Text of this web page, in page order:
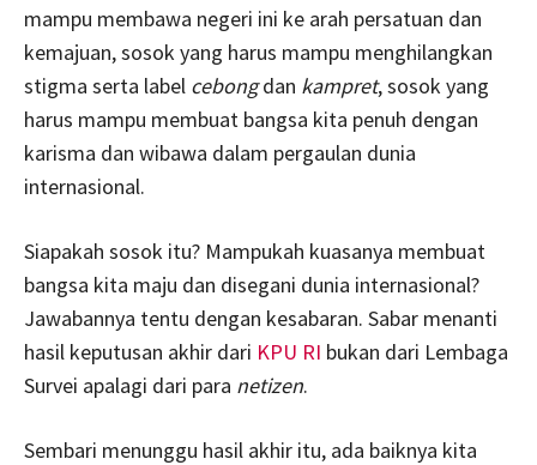
mampu membawa negeri ini ke arah persatuan dan
kemajuan, sosok yang harus mampu menghilangkan
stigma serta label cebongdan kampret, sosok yang
harus mampu membuat bangsa kita penuh dengan
karisma dan wibawa dalam pergaulan dunia
internasional.
Siapakah sosok itu? Mampukah kuasanya membuat
bangsa kita maju dan disegani dunia internasional?
Jawabannya tentu dengan kesabaran. Sabar menanti
hasil keputusan akhir dari KPU RI bukan dari Lembaga
Survei apalagi dari para netizen.
Sembari menunggu hasil akhir itu, ada baiknya kita